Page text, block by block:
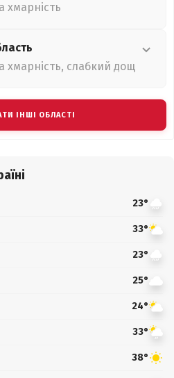
хмарність
хмарність, слабкий дощ
ІНШІ ОБЛАСТІ
23°
33°
23°
25°
24°
33°
38°